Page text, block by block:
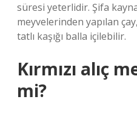
süresi yeterlidir. Şifa
meyvelerinden yapılan
tatlı kaşığı balla içilebilir.
Kırmızı alıç
mi?